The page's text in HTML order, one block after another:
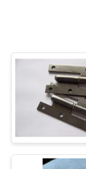
PRIVACY
POLICY